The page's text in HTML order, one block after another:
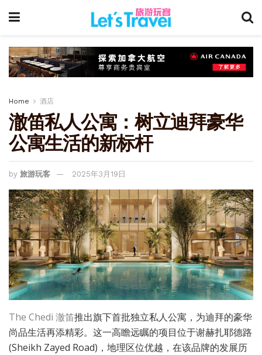
Home 酒店
澈笛私人公寓：树立迪拜豪华
公寓生活的新标杆
by 旅游玩客 2025年3月19日
The Chedi 澈笛推出旗下首批独立私人公寓，为迪拜的豪华
尚品生活再添精彩。这一高瞻远瞩的项目位于谢赫扎耶德路
(Sheikh Zayed Road)，地理区位优越，在该品牌的发展历